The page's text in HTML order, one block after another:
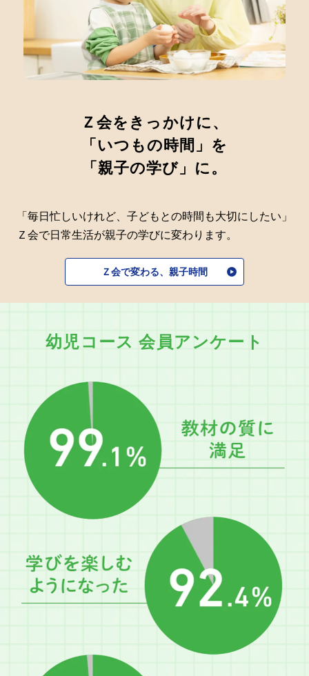
Ｚ会をきっかけに、
「いつもの時間」を
「親子の学び」に。
「毎日忙しいけれど、子どもとの時間も大切にしたい」
Ｚ会で日常生活が親子の学びに変わります。
Ｚ会で変わる、親子時間
幼児コース 会員アンケート